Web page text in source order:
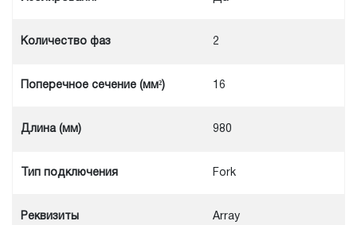
Количество фаз 2
Поперечное сечение (мм²) 16
Длина (мм) 980
Тип подключения Fork
Реквизиты Array